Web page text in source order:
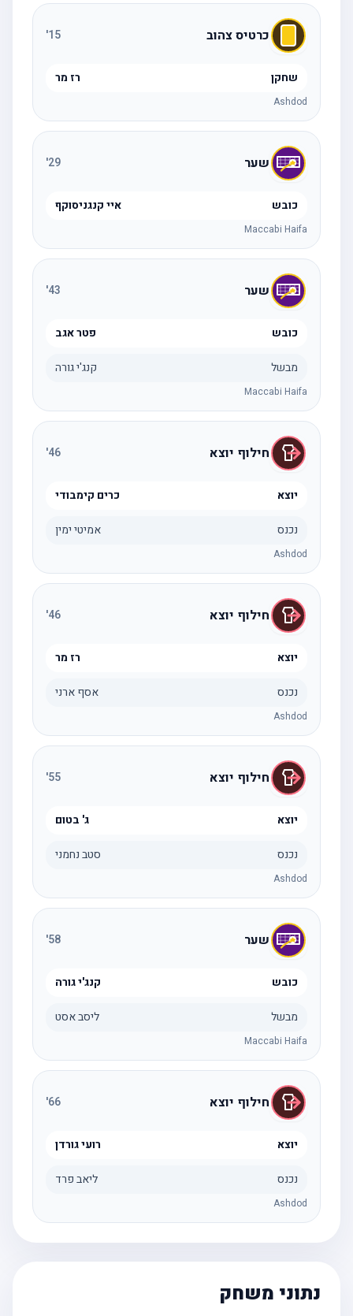
כרטיס צהוב 15
'
שחקן רז מר
Ashdod
שער 29
'
כובש איי קנגניסוקף
Maccabi Haifa
שער 43
'
כובש פטר אגב
מבשל קנג'י גורה
Maccabi Haifa
חילוף יוצא 46
'
יוצא כרים קימבודי
נכנס אמיטי ימין
Ashdod
חילוף יוצא 46
'
יוצא רז מר
נכנס אסף ארני
Ashdod
חילוף יוצא 55
'
יוצא ג' בטום
נכנס סטב נחמני
Ashdod
שער 58
'
כובש קנג'י גורה
מבשל ליסב אסט
Maccabi Haifa
חילוף יוצא 66
'
יוצא רועי גורדן
נכנס ליאב פרד
Ashdod
נתוני משחק